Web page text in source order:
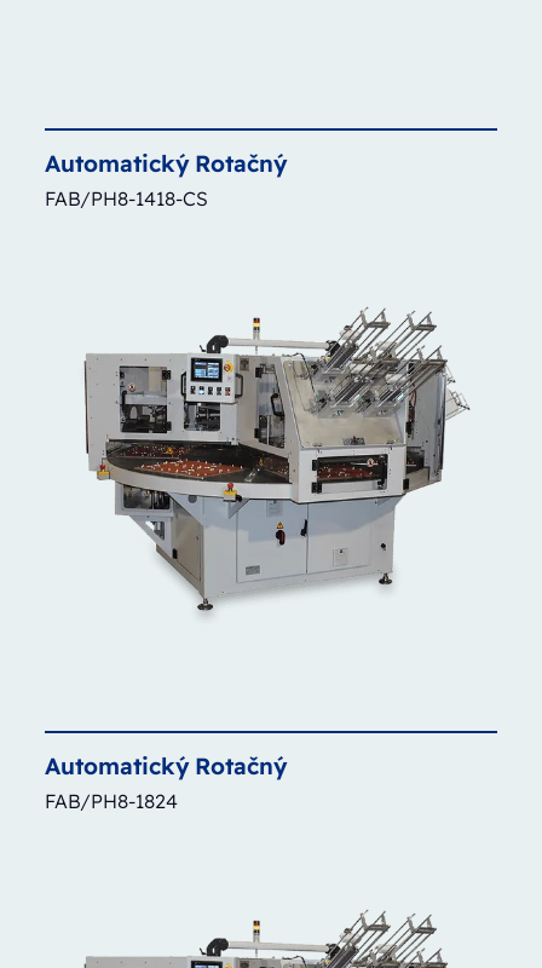
Automatický Rotačný
FAB/PH8-1418-CS
Automatický Rotačný
FAB/PH8-1824